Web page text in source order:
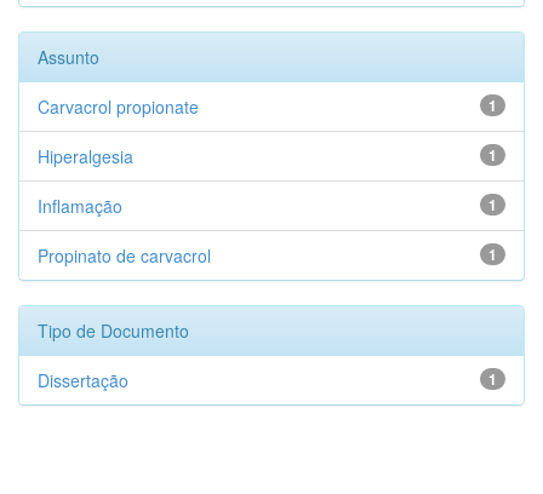
Assunto
1
Carvacrol propionate
1
Hiperalgesia
1
Inflamação
1
Propinato de carvacrol
Tipo de Documento
1
Dissertação